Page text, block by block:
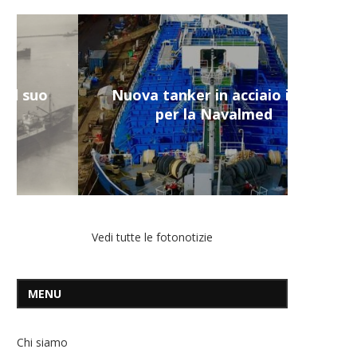
Nuova tanker in acciaio inox
per la Navalmed
Vedi tutte le fotonotizie
MENU
Chi siamo